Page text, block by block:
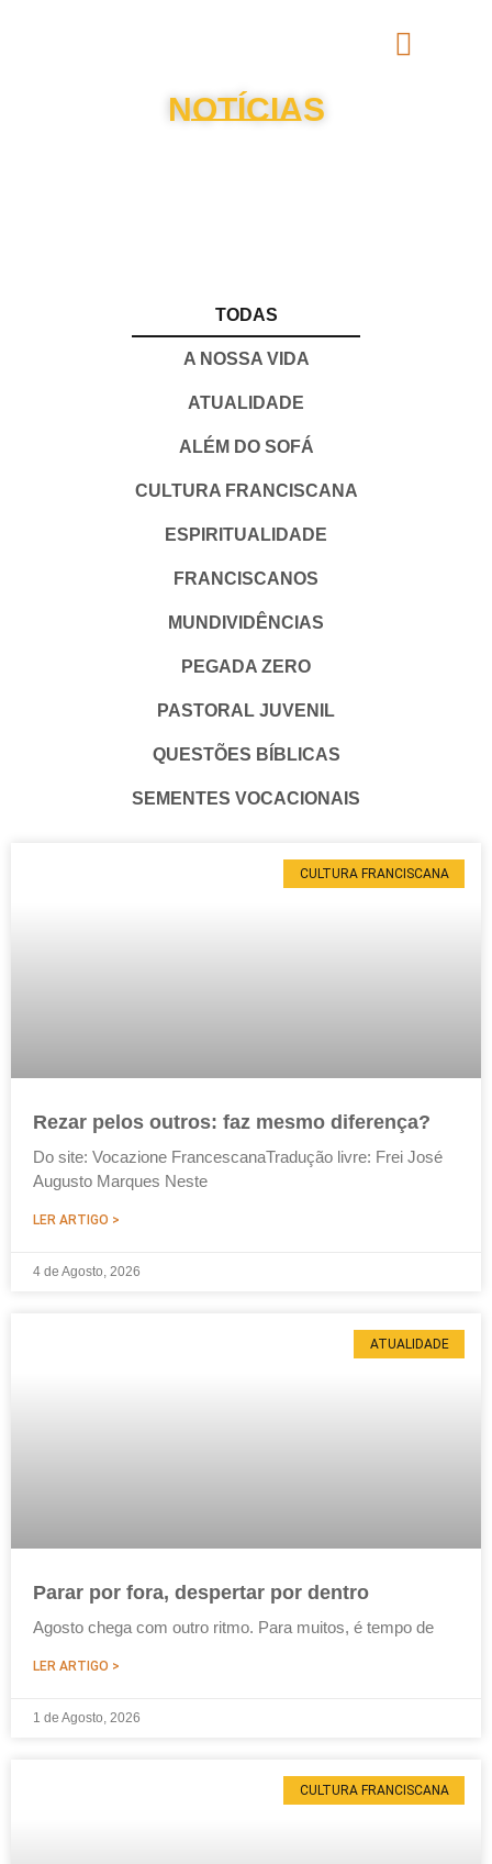
NOTÍCIAS
TODAS
A NOSSA VIDA
ATUALIDADE
ALÉM DO SOFÁ
CULTURA FRANCISCANA
ESPIRITUALIDADE
FRANCISCANOS
MUNDIVIDÊNCIAS
PEGADA ZERO
PASTORAL JUVENIL
QUESTÕES BÍBLICAS
SEMENTES VOCACIONAIS
CULTURA FRANCISCANA
Rezar pelos outros: faz mesmo diferença?
Do site: Vocazione FrancescanaTradução livre: Frei José
Augusto Marques Neste
LER ARTIGO >
4 de Agosto, 2026
ATUALIDADE
Parar por fora, despertar por dentro
Agosto chega com outro ritmo. Para muitos, é tempo de
LER ARTIGO >
1 de Agosto, 2026
CULTURA FRANCISCANA